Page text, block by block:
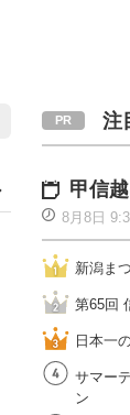
注
甲信
8月8日
新潟ま
第65回
日本一
サマー
ン